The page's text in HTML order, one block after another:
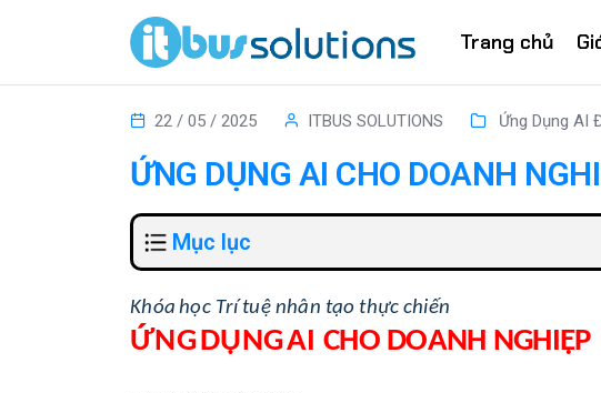
Trang chủ
22 / 05 / 2025 ITBUS SOLUTIONS Ứng Dụng AI
ỨNG DỤNG AI CHO DOANH
Mục lục
Khóa học Trítuệ nhân tạo thực chiến
ỨNGDỤNGAICHO DOANH NGHIỆP